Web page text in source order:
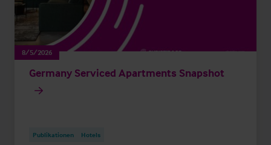
8/5/2026
Germany Serviced Apartments Snapshot
Publikationen Hotels